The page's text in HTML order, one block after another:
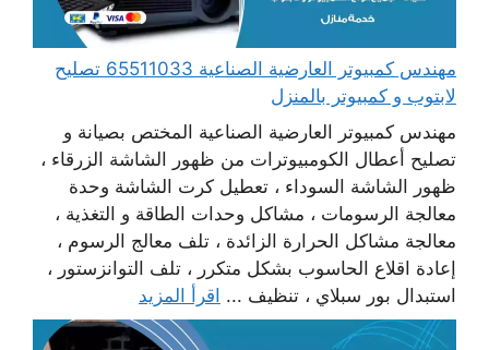
مهندس كمبيوتر العارضية الصناعية 65511033 تصليح
لابتوب و كمبيوتر بالمنزل
مهندس كمبيوتر العارضية الصناعية المختص بصيانة و
تصليح أعطال الكومبيوترات من ظهور الشاشة الزرقاء ،
ظهور الشاشة السوداء ، تعطيل كرت الشاشة وحدة
معالجة الرسومات ، مشاكل وحدات الطاقة و التغذية ،
معالجة مشاكل الحرارة الزائدة ، تلف معالج الرسوم ،
إعادة اقلاع الحاسوب بشكل متكرر ، تلف التوانزستور ،
استبدال بور سبلاي ، تنظيف ... اقرأ المزيد